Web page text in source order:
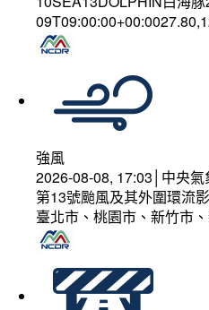
強風
2026-08-08, 17:03│中央氣
第13號颱風及其外圍環流
臺北市、桃園市、新竹市